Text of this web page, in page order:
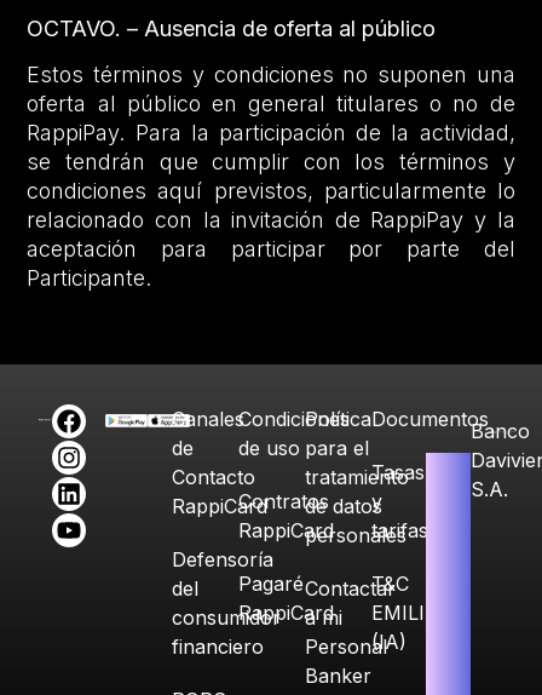
OCTAVO. – Ausencia de oferta al público
Estos términos y condiciones no suponen una
oferta al público en general titulares o no de
RappiPay. Para la participación de la actividad,
se tendrán que cumplir con los términos y
condiciones aquí previstos, particularmente lo
relacionado con la invitación de RappiPay y la
aceptación para participar por parte del
Participante.
Canales
de
Contacto
RappiCard
Defensoría
del
consumidor
financiero
Condiciones
de uso
Contratos
RappiCard
Pagaré
RappiCard
Política
para el
tratamiento
de datos
personales
Contactar
a mi
Personal
Banker
Documentos
Tasas
y
tarifas
T&C
EMILIA
(IA)
Banco
S.A.